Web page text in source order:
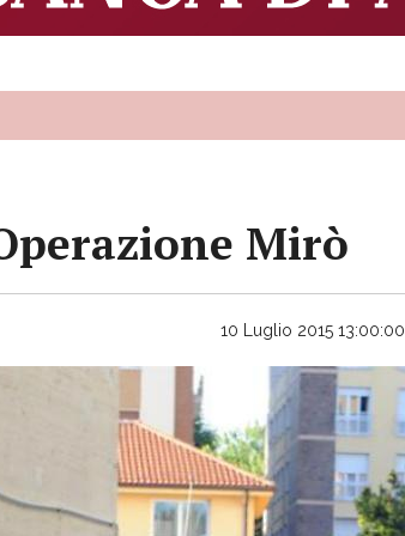
Mirò
10 Luglio 2015 13:00:00